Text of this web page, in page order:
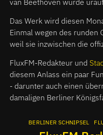
Das Werk wird diesen
Einmal wegen des runden
weil sie inzwischen die
FluxFM-Redakteur und
diesem Anlass ein paar
- darunter auch einen
damaligen Berliner
BERLINER SCHNIPSEL